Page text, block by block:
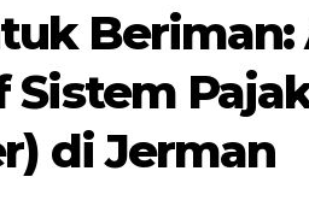
Beriman:
di Jerman